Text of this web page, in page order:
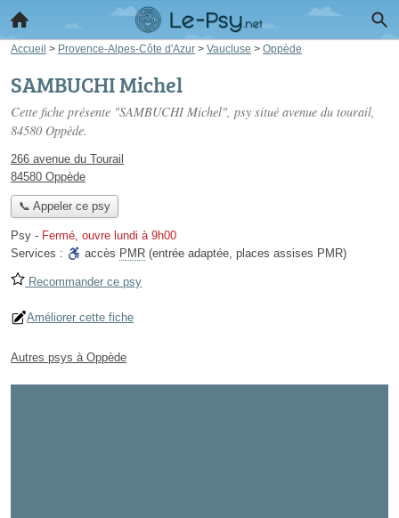
Accueil > Provence-Alpes-Côte d'Azur > Vaucluse > Oppède
SAMBUCHI Michel
Cette fiche présente "SAMBUCHI Michel", psy situé avenue du tourail,
84580 Oppède.
266 avenue du Tourail
84580 Oppède
📞 Appeler ce psy
Psy - Fermé, ouvre lundi à 9h00
Services :
accès PMR (entrée adaptée, places assises PMR)
Recommander ce psy
Améliorer cette fiche
Autres psys à Oppède